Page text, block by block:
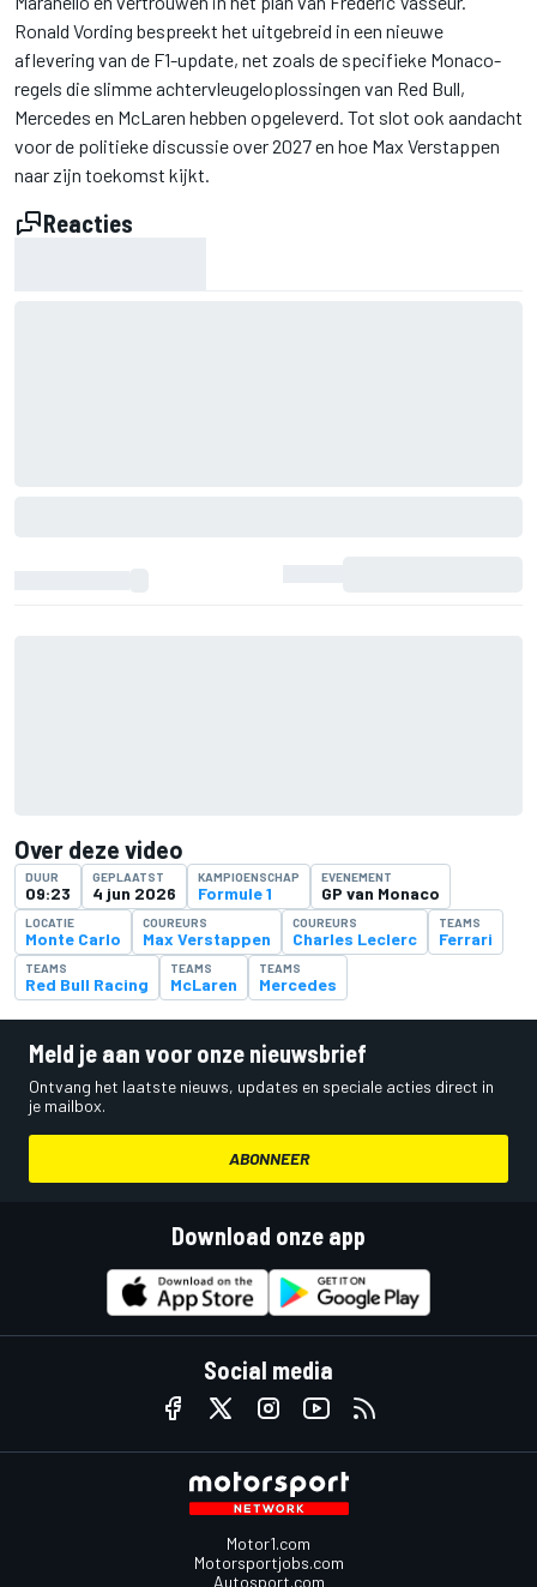
Ronald Vording bespreekt het uitgebreid in een nieuwe
aflevering van de F1-update, net zoals de specifieke Monaco-
regels die slimme achtervleugeloplossingen van Red Bull,
Mercedes en McLaren hebben opgeleverd. Tot slot ook aandacht
voor de politieke discussie over 2027 en hoe Max Verstappen
naar zijn toekomst kijkt.
Reacties
Over deze video
DUUR
09:23
GEPLAATST
4 jun 2026
KAMPIOENSCHAP
Formule 1
EVENEMENT
GP van Monaco
LOCATIE
Monte Carlo
COUREURS
Max Verstappen
COUREURS
Charles Leclerc
TEAMS
Ferrari
TEAMS
Red Bull Racing
TEAMS
McLaren
TEAMS
Mercedes
Meld je aan voor onze nieuwsbrief
Ontvang het laatste nieuws, updates en speciale acties direct in
je mailbox.
ABONNEER
Download onze app
Social media
Motor1.com
Motorsportjobs.com
Autosport.com